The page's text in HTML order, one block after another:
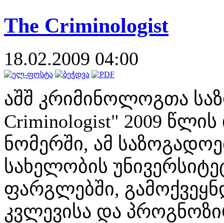
The Criminologist
18.02.2009 04:00
აშშ კრიმინოლოგთა
Criminologist" 2009
ნომერში, ამ
სახელობის
ფარგლებში,
კვლევისა და